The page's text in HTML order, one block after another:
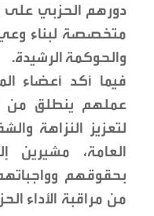
دورهم الحزبي على
متخصصة لبناء
والحوكمة الرشيدة.
فيما أكد أعضاء
عملهم ينطلق من
لتعزيز النزاهة
العامة، مشيرين
بحقوقهم
من مراقبة الأداء